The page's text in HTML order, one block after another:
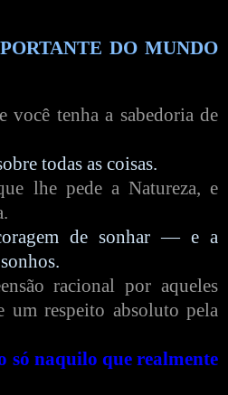
DO MUNDO
você tenha a sabedoria de
todas as coisas.
lhe pede a Natureza, e
de sonhar — e a
racional por aqueles
um respeito absoluto pela
só naquilo que realmente